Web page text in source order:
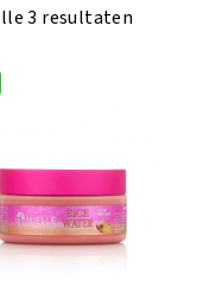
3 resultaten